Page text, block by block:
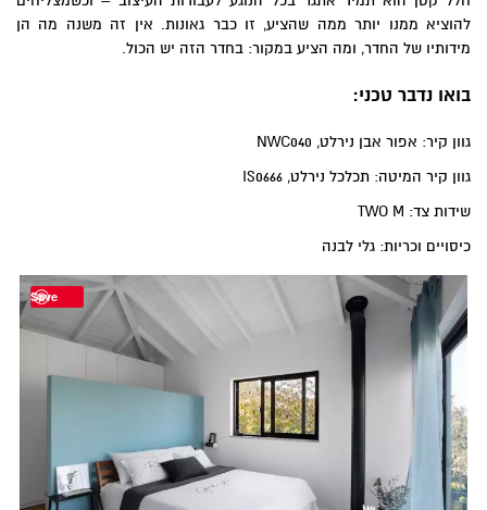
להוציא ממנו יותר ממה שהציע, זו כבר גאונות. אין זה משנה מה הן
מידותיו של החדר, ומה הציע במקור: בחדר הזה יש הכול.
בואו נדבר טכני:
גוון קיר: אפור אבן נירלט, NWC040
גוון קיר המיטה: תכלכל נירלט, IS0666
שידות צד: TWO M
כיסויים וכריות: גלי לבנה
Save